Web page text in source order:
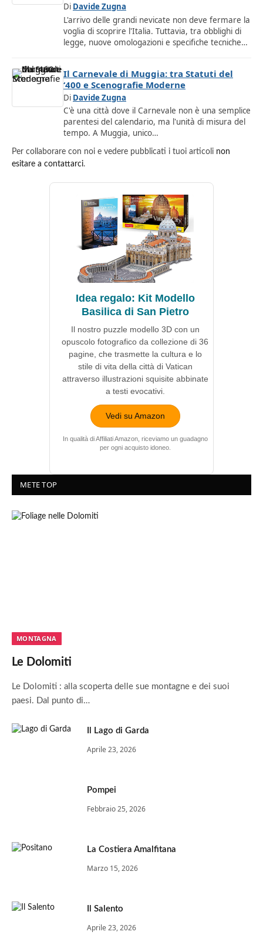
Di Davide Zugna
L'arrivo delle grandi nevicate non deve fermare la
voglia di scoprire l'Italia. Tuttavia, tra obblighi di
legge, nuove omologazioni e specifiche tecniche…
Il Carnevale di Muggia: tra Statuti del
‘400 e Scenografie Moderne
Di Davide Zugna
C'è una città dove il Carnevale non è una semplice
parentesi del calendario, ma l'unità di misura del
tempo. A Muggia, unico…
Per collaborare con noi e vedere pubblicati i tuoi articoli non
esitare a contattarci.
Idea regalo: Kit Modello
Basilica di San Pietro
Il nostro puzzle modello 3D con un
opuscolo fotografico da collezione di 36
pagine, che trasmette la cultura e lo
stile di vita della città di Vatican
attraverso illustrazioni squisite abbinate
a testi evocativi.
Vedi su Amazon
In qualità di Affiliati Amazon, riceviamo un guadagno
per ogni acquisto idoneo.
METE TOP
MONTAGNA
Le Dolomiti
Le Dolomiti : alla scoperta delle sue montagne e dei suoi
paesi. Dal punto di…
Il Lago di Garda
Aprile 23, 2026
Pompei
Febbraio 25, 2026
La Costiera Amalfitana
Marzo 15, 2026
Il Salento
Aprile 23, 2026